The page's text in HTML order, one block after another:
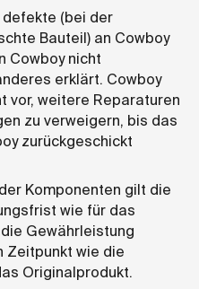
defekte (bei der
Bauteil) an Cowboy
Cowboy nicht
erklärt. Cowboy
vor, weitere Reparaturen
zu verweigern, bis das
zurückgeschickt
Komponenten gilt die
wie für das
Gewährleistung
Zeitpunkt wie die
Originalprodukt.